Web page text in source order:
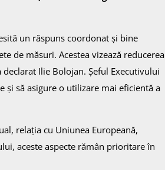
un răspuns coordonat și bine
de măsuri. Acestea vizează reducerea
Ilie Bolojan. Șeful Executivului
și să asigure o utilizare mai eficientă a
relația cu Uniunea Europeană,
aceste aspecte rămân prioritare în